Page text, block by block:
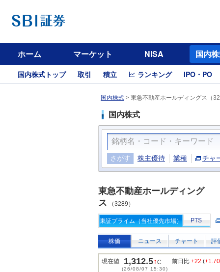
ホーム マーケット NISA 国内
国内株式トップ 取引 積立 ランキング IPO・PO
国内株式 > 東急不動産ホールディングス（
国内株式
さがす 株主優待 業種 チャ
東急不動産ホールディング
ス （3289）
東証プライム（当社優先市場） PTS
株価 ニュース チャート 評
現在値 1,312.5↑C
(26/08/07 15:30)
前日比 +22 (